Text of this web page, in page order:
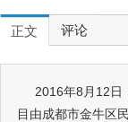
正文 评论
2016年8月12日
目由成都市金牛区